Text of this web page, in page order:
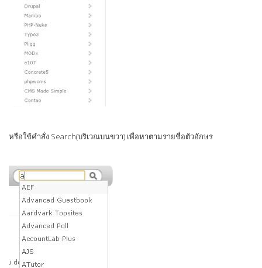
หรือใช้คำสั่ง Search(บริเวณบนขวา) เพื่อหาตามรายชื่อตัวอักษร